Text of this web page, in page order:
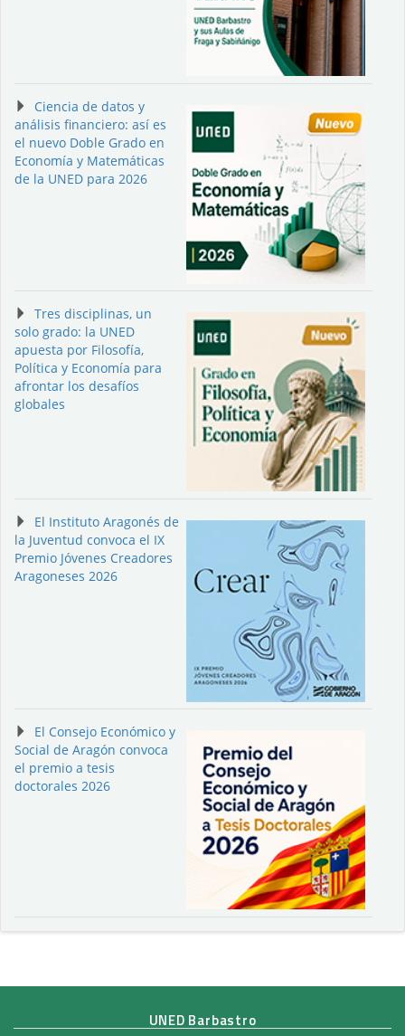
Ciencia de datos y
análisis financiero: así es
el nuevo Doble Grado en
Economía y Matemáticas
de la UNED para 2026
Tres disciplinas, un
solo grado: la UNED
apuesta por Filosofía,
Política y Economía para
afrontar los desafíos
globales
El Instituto Aragonés de
la Juventud convoca el IX
Premio Jóvenes Creadores
Aragoneses 2026
El Consejo Económico y
Social de Aragón convoca
el premio a tesis
doctorales 2026
UNED Barbastro